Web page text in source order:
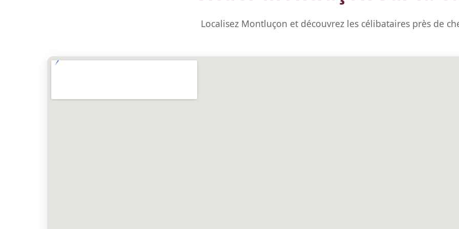
Localisez Montluçon et découvrez les célibataires près de